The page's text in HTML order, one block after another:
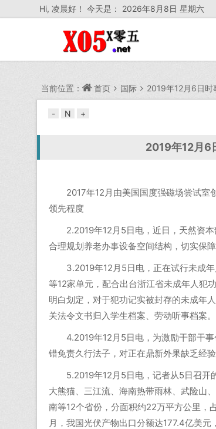
Hi, 凌晨好！ 今天是： 2026年8月8日 星期六
当前位置： 首页 国际 2019年12月6日时
- N +
2019年12月6
2017年12月由美国国度强磁场尝试室
领先程度
2.2019年12月5日电，近日，天然资本
合理规划养老办事设备空间结构，切实保
3.2019年12月5日电，正在试行未成年
等12家单元，配合出台浙江省未成年人犯
明白划定，对于犯功记实被封存的未成年
关法令文书归入学生档案、劳动听事档案。
4.2019年12月5日电，为激励干部干事
错免责久行法子，对正在鼎新外果缺乏经
5.2019年12月5日电，记者从5日召开的
大熊猫、三江流、海南热带雨林、武险山
南等12个省份，分面积约22万平方公里，
月，我国光伏产物出口分额达177.4亿美